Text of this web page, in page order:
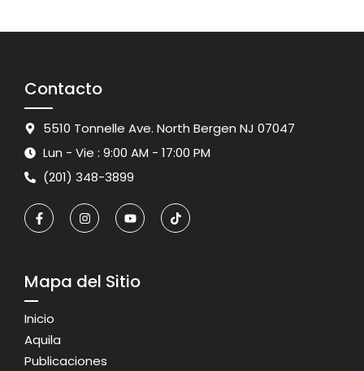
Contacto
5510 Tonnelle Ave. North Bergen NJ 07047
Lun - Vie : 9:00 AM - 17:00 PM
(201) 348-3899
Mapa del Sitio
Inicio
Aquila
Publicaciones